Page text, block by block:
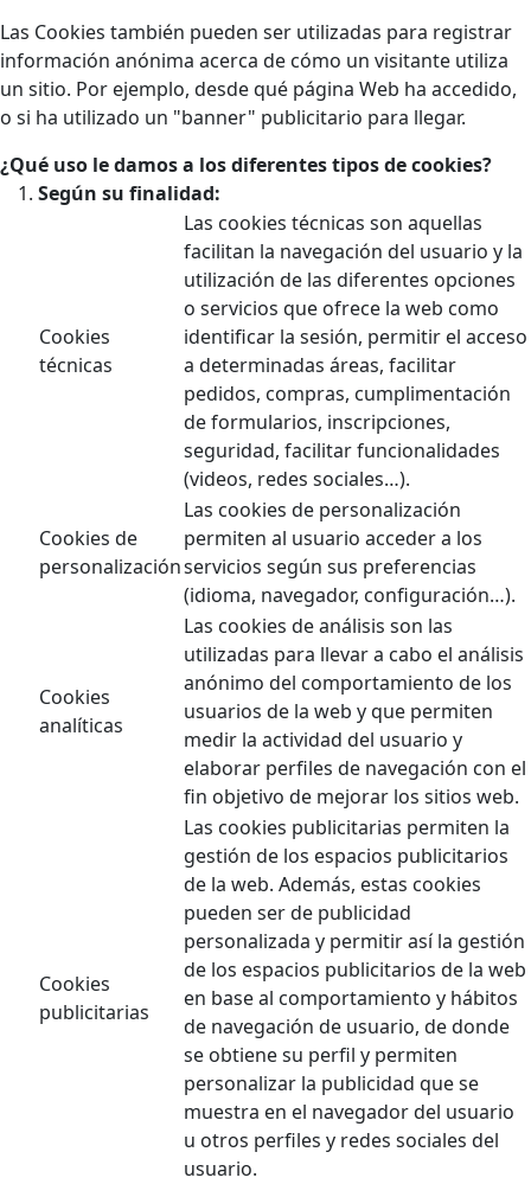
Las Cookies también pueden ser utilizadas para registrar
información anónima acerca de cómo un visitante utiliza
un sitio. Por ejemplo, desde qué página Web ha accedido,
o si ha utilizado un "banner" publicitario para llegar.
¿Qué uso le damos a los diferentes tipos de cookies?
Según su finalidad:
Cookies
técnicas
Las cookies técnicas son aquellas
facilitan la navegación del usuario y la
utilización de las diferentes opciones
o servicios que ofrece la web como
identificar la sesión, permitir el acceso
a determinadas áreas, facilitar
pedidos, compras, cumplimentación
de formularios, inscripciones,
seguridad, facilitar funcionalidades
(videos, redes sociales…).
Cookies de
personalización
Las cookies de personalización
permiten al usuario acceder a los
servicios según sus preferencias
(idioma, navegador, configuración…).
Cookies
analíticas
Las cookies de análisis son las
utilizadas para llevar a cabo el análisis
anónimo del comportamiento de los
usuarios de la web y que permiten
medir la actividad del usuario y
elaborar perfiles de navegación con el
fin objetivo de mejorar los sitios web.
Cookies
publicitarias
Las cookies publicitarias permiten la
gestión de los espacios publicitarios
de la web. Además, estas cookies
pueden ser de publicidad
personalizada y permitir así la gestión
de los espacios publicitarios de la web
en base al comportamiento y hábitos
de navegación de usuario, de donde
se obtiene su perfil y permiten
personalizar la publicidad que se
muestra en el navegador del usuario
u otros perfiles y redes sociales del
usuario.